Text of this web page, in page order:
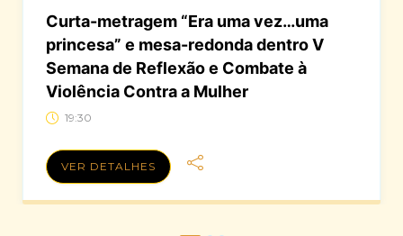
Curta-metragem “Era uma vez…uma
princesa” e mesa-redonda dentro V
Semana de Reflexão e Combate à
Violência Contra a Mulher
19:30
VER DETALHES